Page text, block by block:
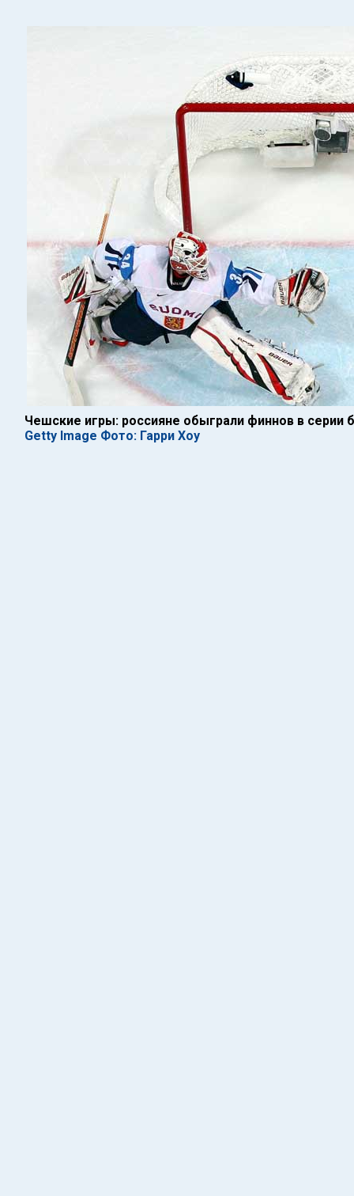
Чешские игры: россияне обыграли финнов в серии
Getty Image Фото: Гарри Хоу